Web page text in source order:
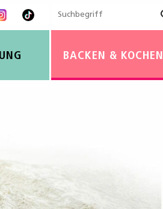
BACKEN & KOCHEN